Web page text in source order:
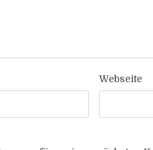
Webseite